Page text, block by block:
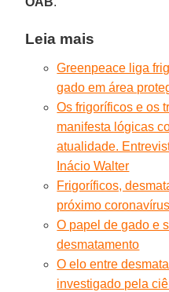
Leia mais
Greenpeace liga
gado em área
Os frigoríficos e os
manifesta lógicas
atualidade.
Inácio Walter
Frigoríficos,
próximo
O papel de gado e
desmatamento
O elo entre
investigado pela